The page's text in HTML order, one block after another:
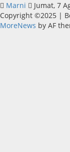
Marni
Jumat, 7
Copyright ©2025 |
MoreNews by AF